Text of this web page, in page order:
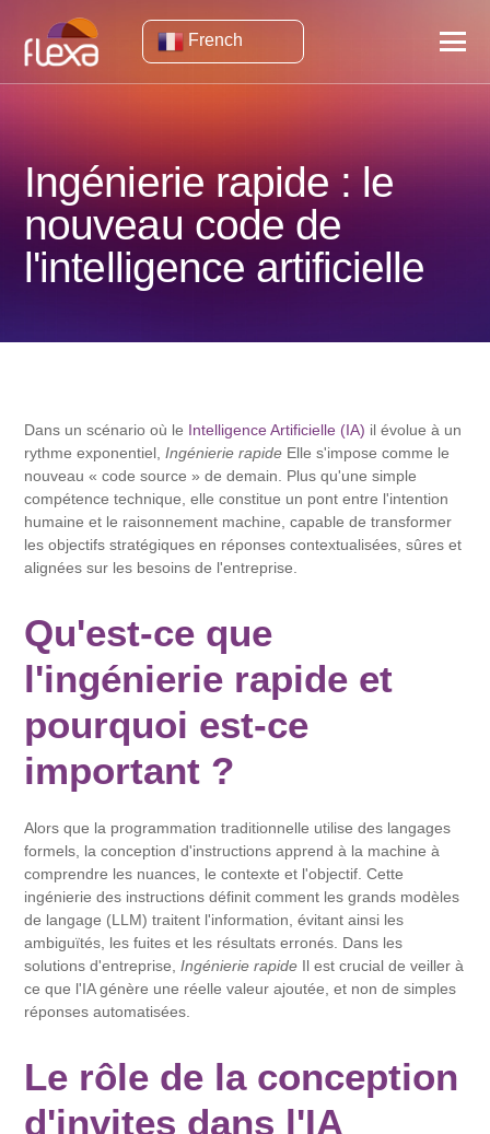
French
Ingénierie rapide : le
nouveau code de
l'intelligence artificielle
Dans un scénario où le Intelligence Artificielle (IA) il évolue à un
rythme exponentiel,Ingénierie rapide Elle s'impose comme le
nouveau « code source » de demain. Plus qu'une simple
compétence technique, elle constitue un pont entre l'intention
humaine et le raisonnement machine, capable de transformer
les objectifs stratégiques en réponses contextualisées, sûres et
alignées sur les besoins de l'entreprise.
Qu'est-ce que
l'ingénierie rapide et
pourquoi est-ce
important ?
Alors que la programmation traditionnelle utilise des langages
formels, la conception d'instructions apprend à la machine à
comprendre les nuances, le contexte et l'objectif. Cette
ingénierie des instructions définit comment les grands modèles
de langage (LLM) traitent l'information, évitant ainsi les
ambiguïtés, les fuites et les résultats erronés. Dans les
solutions d'entreprise,Ingénierie rapide Il est crucial de veiller à
ce que l'IA génère une réelle valeur ajoutée, et non de simples
réponses automatisées.
Le rôle de la conception
d'invites dans l'IA